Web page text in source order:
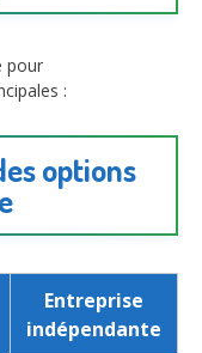
pour
:
options
Entreprise
indépendante